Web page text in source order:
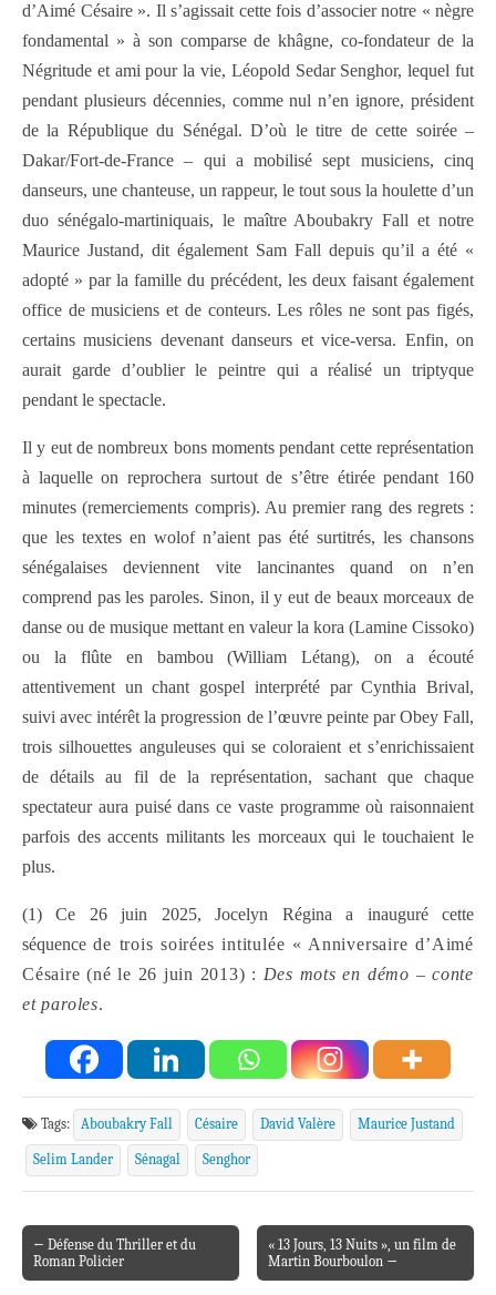
d’Aimé Césaire ». Il s’agissait cette fois d’associer notre « nègre
fondamental » à son comparse de khâgne, co-fondateur de la
Négritude et ami pour la vie, Léopold Sedar Senghor, lequel fut
pendant plusieurs décennies, comme nul n’en ignore, président
de la République du Sénégal. D’où le titre de cette soirée –
Dakar/Fort-de-France – qui a mobilisé sept musiciens, cinq
danseurs, une chanteuse, un rappeur, le tout sous la houlette d’un
duo sénégalo-martiniquais, le maître Aboubakry Fall et notre
Maurice Justand, dit également Sam Fall depuis qu’il a été «
adopté » par la famille du précédent, les deux faisant également
office de musiciens et de conteurs. Les rôles ne sont pas figés,
certains musiciens devenant danseurs et vice-versa. Enfin, on
aurait garde d’oublier le peintre qui a réalisé un triptyque
pendant le spectacle.
Il y eut de nombreux bons moments pendant cette représentation
à laquelle on reprochera surtout de s’être étirée pendant 160
minutes (remerciements compris). Au premier rang des regrets :
que les textes en wolof n’aient pas été surtitrés, les chansons
sénégalaises deviennent vite lancinantes quand on n’en
comprend pas les paroles. Sinon, il y eut de beaux morceaux de
danse ou de musique mettant en valeur la kora (Lamine Cissoko)
ou la flûte en bambou (William Létang), on a écouté
attentivement un chant gospel interprété par Cynthia Brival,
suivi avec intérêt la progression de l’œuvre peinte par Obey Fall,
trois silhouettes anguleuses qui se coloraient et s’enrichissaient
de détails au fil de la représentation, sachant que chaque
spectateur aura puisé dans ce vaste programme où raisonnaient
parfois des accents militants les morceaux qui le touchaient le
plus.
(1) Ce 26 juin 2025, Jocelyn Régina a inauguré cette
séquence de trois soirées intitulée « Anniversaire d’Aimé
Césaire (né le 26 juin 2013) : Des mots en démo – conte
et paroles.
Tags: Aboubakry Fall Césaire David Valère Maurice Justand
Selim Lander Sénagal Senghor
Post navigation
← Défense du Thriller et du
Roman Policier
« 13 Jours, 13 Nuits », un film de
Martin Bourboulon →